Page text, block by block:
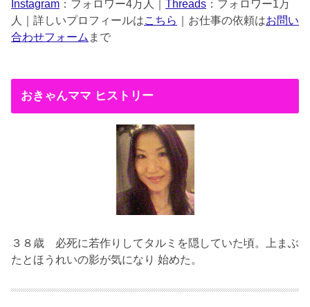
Instagram ：フォロワー4万人｜ Threads ：フォロワー1万
人｜詳しいプロフィールはこちら ｜お仕事の依頼はお問い
合わせフォーム まで
おきゃんママ ヒストリー
３８歳 必死に若作りしてタルミを隠していた頃。上まぶ
たとほうれいの影が気になり 始めた。